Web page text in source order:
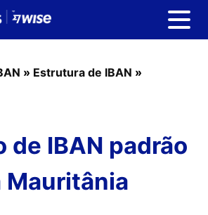
» Estrutura de IBAN »
de IBAN padrão
Mauritânia